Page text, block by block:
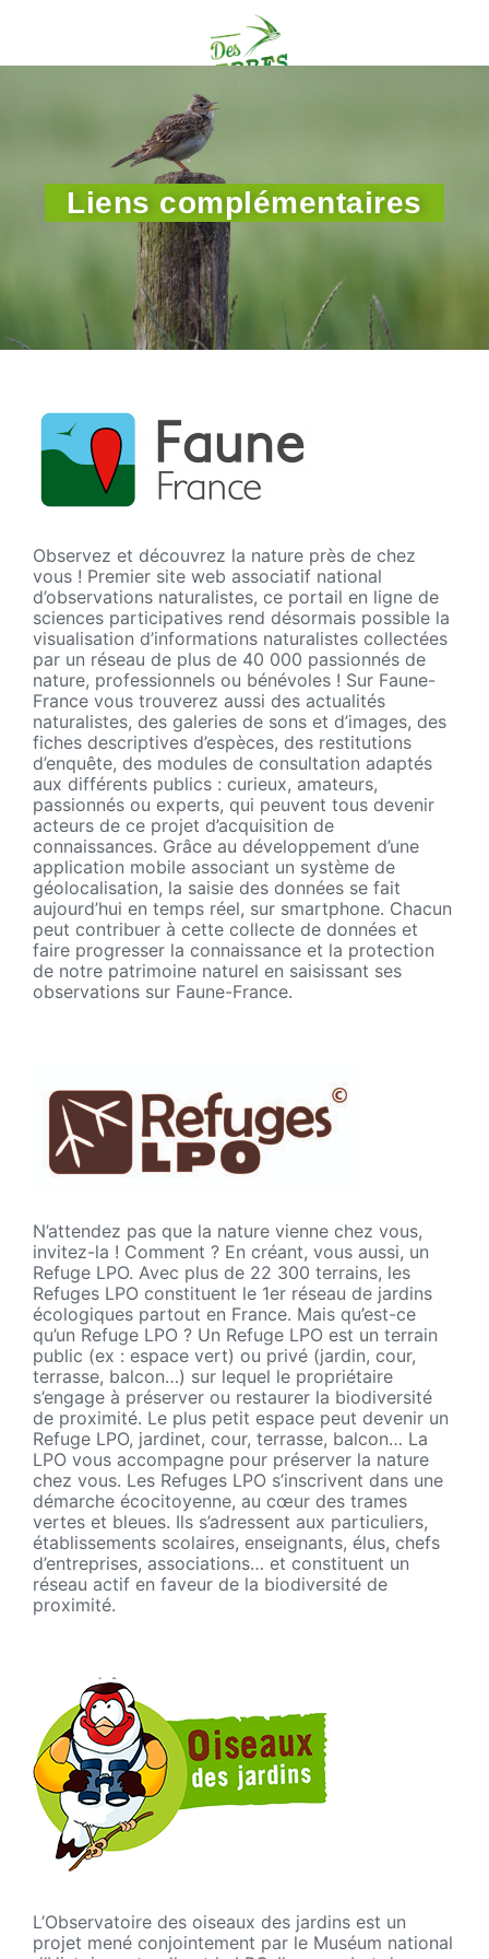
Liens complémentaires
Observez et découvrez la nature près de chez
vous ! Premier site web associatif national
d’observations naturalistes, ce portail en ligne de
sciences participatives rend désormais possible la
visualisation d’informations naturalistes collectées
par un réseau de plus de 40 000 passionnés de
nature, professionnels ou bénévoles ! Sur Faune-
France vous trouverez aussi des actualités
naturalistes, des galeries de sons et d’images, des
fiches descriptives d’espèces, des restitutions
d’enquête, des modules de consultation adaptés
aux différents publics : curieux, amateurs,
passionnés ou experts, qui peuvent tous devenir
acteurs de ce projet d’acquisition de
connaissances. Grâce au développement d’une
application mobile associant un système de
géolocalisation, la saisie des données se fait
aujourd’hui en temps réel, sur smartphone. Chacun
peut contribuer à cette collecte de données et
faire progresser la connaissance et la protection
de notre patrimoine naturel en saisissant ses
observations sur Faune-France.
N’attendez pas que la nature vienne chez vous,
invitez-la ! Comment ? En créant, vous aussi, un
Refuge LPO. Avec plus de 22 300 terrains, les
Refuges LPO constituent le 1er réseau de jardins
écologiques partout en France. Mais qu’est-ce
qu’un Refuge LPO ? Un Refuge LPO est un terrain
public (ex : espace vert) ou privé (jardin, cour,
terrasse, balcon…) sur lequel le propriétaire
s’engage à préserver ou restaurer la biodiversité
de proximité. Le plus petit espace peut devenir un
Refuge LPO, jardinet, cour, terrasse, balcon… La
LPO vous accompagne pour préserver la nature
chez vous. Les Refuges LPO s’inscrivent dans une
démarche écocitoyenne, au cœur des trames
vertes et bleues. Ils s’adressent aux particuliers,
établissements scolaires, enseignants, élus, chefs
d’entreprises, associations… et constituent un
réseau actif en faveur de la biodiversité de
proximité.
L’Observatoire des oiseaux des jardins est un
projet mené conjointement par le Muséum national